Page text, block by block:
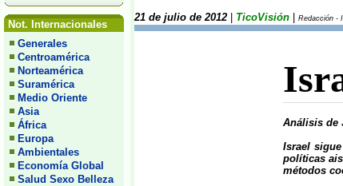
Not. Internacionales
Generales
Centroamérica
Norteamérica
Suramérica
Medio Oriente
Asia
África
Europa
Ambientales
Economía Global
Salud Sexo Belleza
21 de julio de 2012 TicoVisión Redacción -
Análisis de
Israel
políticas
métodos